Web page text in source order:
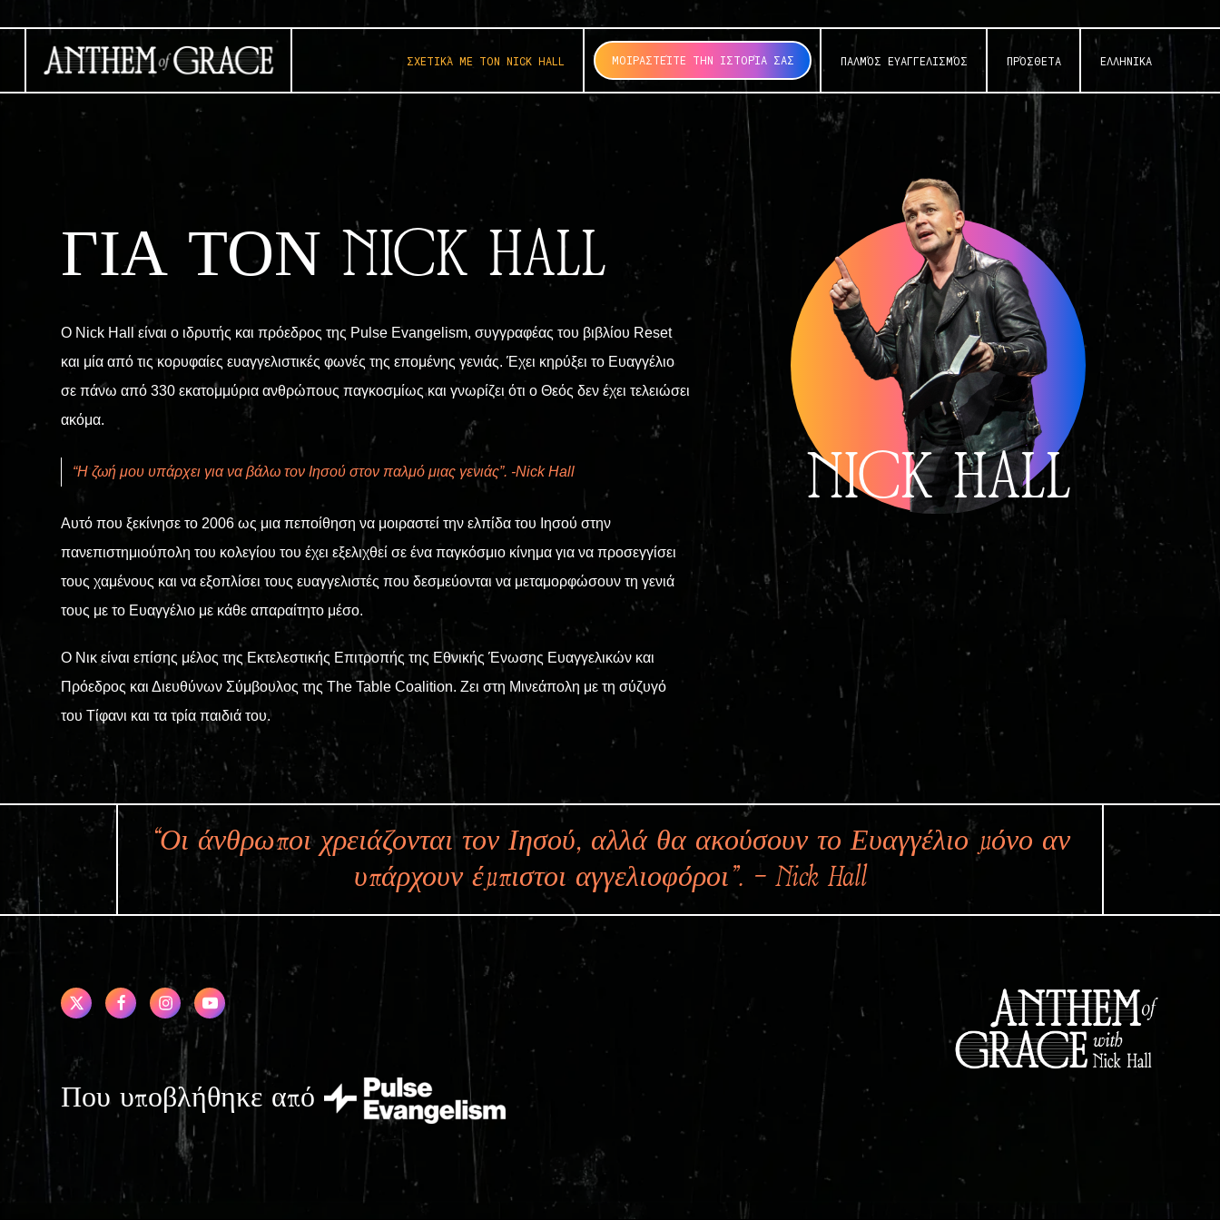
ΣΧΕΤΙΚΆ ΜΕ ΤΟΝ NICK HALL ΜΟΙΡΑΣΤΕΊΤΕ ΤΗΝ ΙΣΤΟΡΊΑ ΣΑΣ ΠΑΛΜΌΣ ΕΥΑΓΓΕΛΙΣΜΌΣ ΠΡΌΣΘΕΤΑ ΕΛΛΗΝΙΚΆ
ΓΙΑ ΤΟΝ NICK HALL
Ο Nick Hall είναι ο ιδρυτής και πρόεδρος της Pulse Evangelism, συγγραφέας του βιβλίου Reset
και μία από τις κορυφαίες ευαγγελιστικές φωνές της επομένης γενιάς. Έχει κηρύξει το Ευαγγέλιο
σε πάνω από 330 εκατομμύρια ανθρώπους παγκοσμίως και γνωρίζει ότι ο Θεός δεν έχει τελειώσει
ακόμα.
“Η ζωή μου υπάρχει για να βάλω τον Ιησού στον παλμό μιας γενιάς”. -Nick Hall
Αυτό που ξεκίνησε το 2006 ως μια πεποίθηση να μοιραστεί την ελπίδα του Ιησού στην
πανεπιστημιούπολη του κολεγίου του έχει εξελιχθεί σε ένα παγκόσμιο κίνημα για να προσεγγίσει
τους χαμένους και να εξοπλίσει τους ευαγγελιστές που δεσμεύονται να μεταμορφώσουν τη γενιά
τους με το Ευαγγέλιο με κάθε απαραίτητο μέσο.
Ο Νικ είναι επίσης μέλος της Εκτελεστικής Επιτροπής της Εθνικής Ένωσης Ευαγγελικών και
Πρόεδρος και Διευθύνων Σύμβουλος της The Table Coalition. Ζει στη Μινεάπολη με τη σύζυγό
του Τίφανι και τα τρία παιδιά του.
NICK HALL
“Οι άνθρωποι χρειάζονται τον Ιησού, αλλά θα ακούσουν το Ευαγγέλιο μόνο αν
υπάρχουν έμπιστοι αγγελιοφόροι”. – Nick Hall
Που υποβλήθηκε από